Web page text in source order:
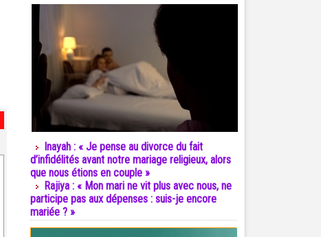
Inayah : « Je pense au divorce du fait
d’infidélités avant notre mariage religieux, alors
que nous étions en couple »
Rajiya : « Mon mari ne vit plus avec nous, ne
participe pas aux dépenses : suis-je encore
mariée ? »